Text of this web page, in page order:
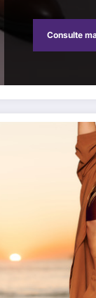
Consulte